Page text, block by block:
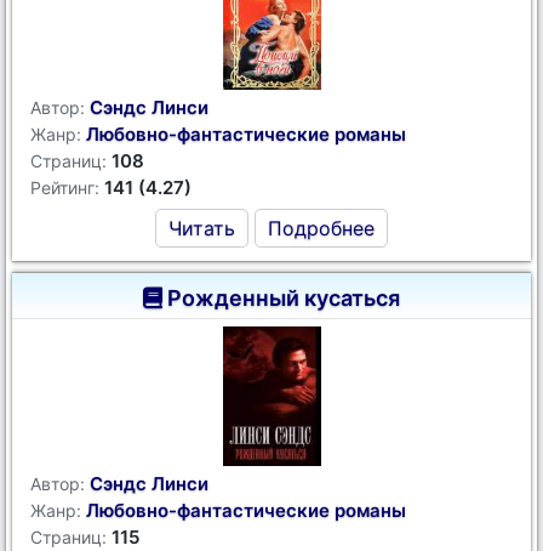
Автор: Сэндс Линси
Жанр: Любовно-фантастические романы
Страниц: 108
Рейтинг: 141 (4.27)
Читать Подробнее
Рожденный кусаться
Автор: Сэндс Линси
Жанр: Любовно-фантастические романы
Страниц: 115